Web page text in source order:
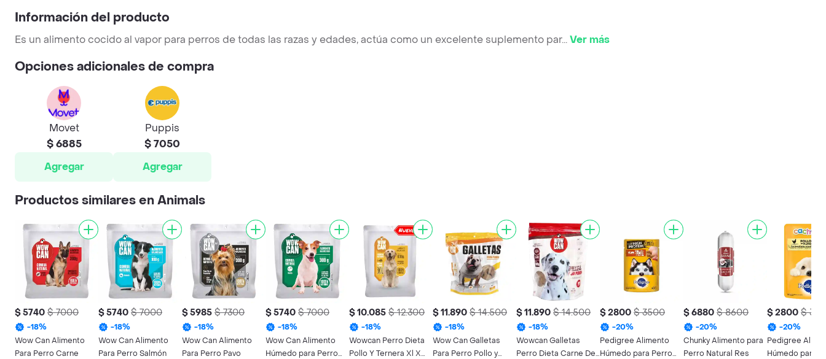
Información del producto
Es un alimento cocido al vapor para perros de todas las razas y edades, actúa como un excelente suplemento par...Ver más
Opciones adicionales de compra
Movet
$ 6885
Agregar
Puppis
$ 7050
Agregar
Productos similares en Animals
$ 5740 $ 7000
-18%
Wow Can Alimento
Para Perro Carne
$ 5740 $ 7000
-18%
Wow Can Alimento
Para Perro Salmón
$ 5985 $ 7300
-18%
Wow Can Alimento
Para Perro Pavo
$ 5740 $ 7000
-18%
Wow Can Alimento
Húmedo para Perro
$ 10.085 $ 12.300
-18%
Wowcan Perro Dieta
Pollo Y Ternera Xl X
$ 11.890 $ 14.500
-18%
Wow Can Galletas
Para Perro Pollo y
$ 11.890 $ 14.500
-18%
Wowcan Galletas
Perro Dieta Carne De
$ 2800 $ 3500
-20%
Pedigree Alimento
Húmedo para Perro
$ 6880 $ 8600
-20%
Chunky Alimento para
Perro Natural Res
$ 2800 $
-20%
Pedigree
Húmedo para